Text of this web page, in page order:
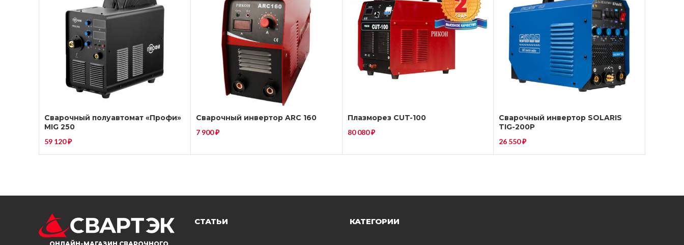
Сварочный полуавтомат «Профи»
MIG 250
59 120₽
Сварочный инвертор ARC 160
7 900₽
Плазморез CUT-100
80 080₽
Сварочный инвертор SOLARIS
TIG-200P
26 550₽
СТАТЬИ КАТЕГОРИИ